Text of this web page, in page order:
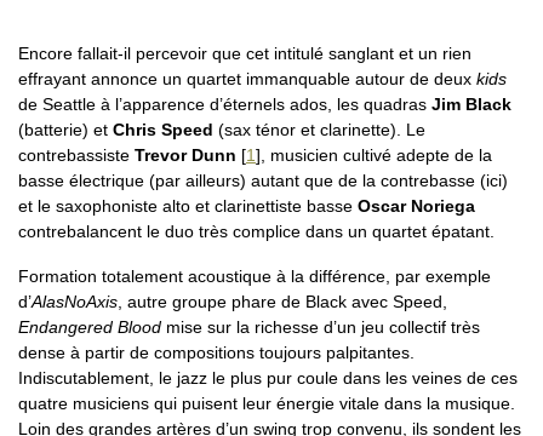
Encore fallait-il percevoir que cet intitulé sanglant et un rien
effrayant annonce un quartet immanquable autour de deux kids
de Seattle à l’apparence d’éternels ados, les quadras Jim Black
(batterie) et Chris Speed (sax ténor et clarinette). Le
contrebassiste Trevor Dunn [1] , musicien cultivé adepte de la
basse électrique (par ailleurs) autant que de la contrebasse (ici)
et le saxophoniste alto et clarinettiste basse Oscar Noriega
contrebalancent le duo très complice dans un quartet épatant.
Formation totalement acoustique à la différence, par exemple
d’AlasNoAxis , autre groupe phare de Black avec Speed,
Endangered Blood mise sur la richesse d’un jeu collectif très
dense à partir de compositions toujours palpitantes.
Indiscutablement, le jazz le plus pur coule dans les veines de ces
quatre musiciens qui puisent leur énergie vitale dans la musique.
Loin des grandes artères d’un swing trop convenu, ils sondent les